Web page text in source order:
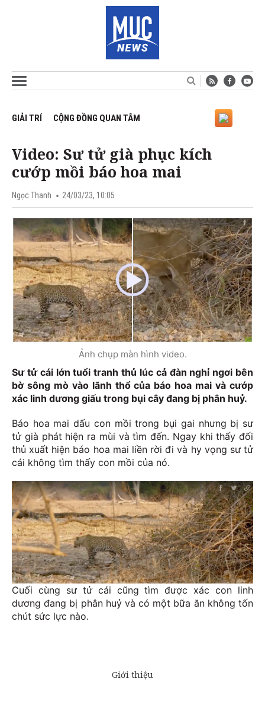
GIẢI TRÍ CỘNG ĐỒNG QUAN TÂM
Video: Sư tử già phục kích
cướp mồi báo hoa mai
Ngọc Thanh 24/03/23, 10:05
Ảnh chụp màn hình video.
Sư tử cái lớn tuổi tranh thủ lúc cả đàn nghỉ ngơi bên
bờ sông mò vào lãnh thổ của báo hoa mai và cướp
xác linh dương giấu trong bụi cây đang bị phân huỷ.
Báo hoa mai dấu con mồi trong bụi gai nhưng bị sư
tử già phát hiện ra mùi và tìm đến. Ngay khi thấy đối
thủ xuất hiện báo hoa mai liền rời đi và hy vọng sư tử
cái không tìm thấy con mồi của nó.
Cuối cùng sư tử cái cũng tìm được xác con linh
dương đang bị phân huỷ và có một bữa ăn không tốn
chút sức lực nào.